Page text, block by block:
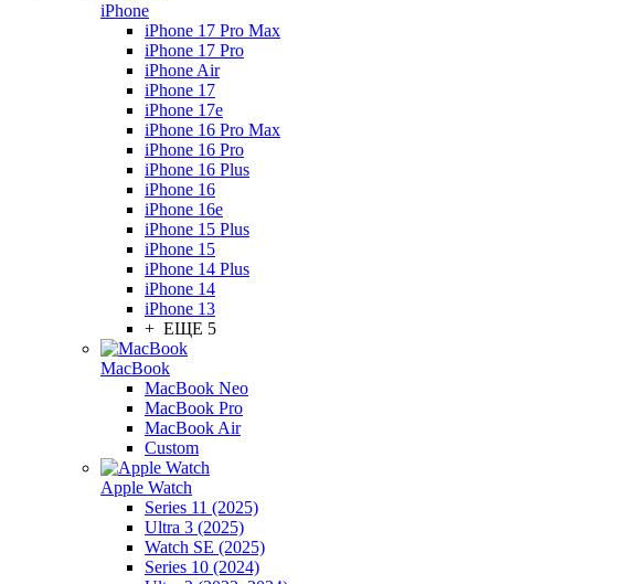
iPhone
iPhone 17 Pro Max
iPhone 17 Pro
iPhone Air
iPhone 17
iPhone 17e
iPhone 16 Pro Max
iPhone 16 Pro
iPhone 16 Plus
iPhone 16
iPhone 16e
iPhone 15 Plus
iPhone 15
iPhone 14 Plus
iPhone 14
iPhone 13
+ ЕЩЕ 5
MacBook
MacBook Neo
MacBook Pro
MacBook Air
Custom
Apple Watch
Series 11 (2025)
Ultra 3 (2025)
Watch SE (2025)
Series 10 (2024)